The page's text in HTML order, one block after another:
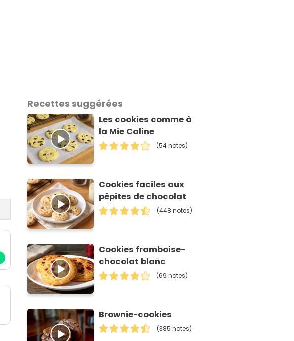
Recettes suggérées
Les cookies comme à
la Mie Caline
(54 notes)
Cookies faciles aux
pépites de chocolat
(448 notes)
Cookies framboise-
chocolat blanc
(69 notes)
Brownie-cookies
(385 notes)